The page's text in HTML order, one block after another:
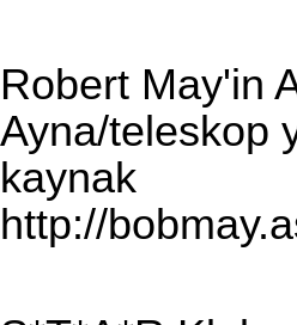
Robert May'in
Ayna/teleskop
kaynak
http://